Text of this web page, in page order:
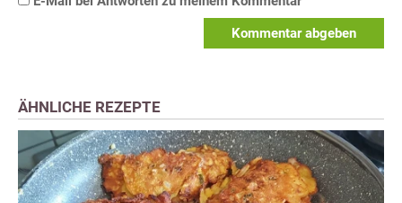
Kommentar abgeben
ÄHNLICHE REZEPTE